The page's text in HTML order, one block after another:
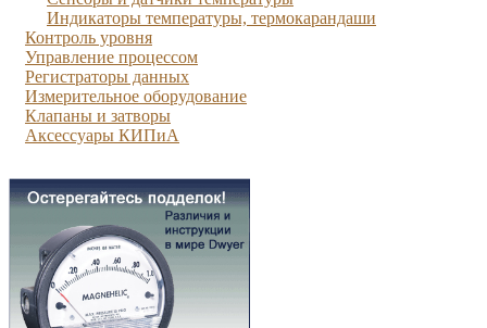
Индикаторы температуры, термокарандаши
Контроль уровня
Управление процессом
Регистраторы данных
Измерительное оборудование
Клапаны и затворы
Аксессуары КИПиА